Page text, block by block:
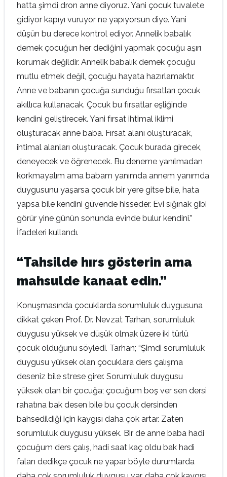
hatta şimdi dron anne diyoruz. Yani çocuk tuvalete
gidiyor kapıyı vuruyor ne yapıyorsun diye. Yani
düşün bu derece kontrol ediyor. Annelik babalık
demek çocuğun her dediğini yapmak çocuğu aşırı
korumak değildir. Annelik babalık demek çocuğu
mutlu etmek değil, çocuğu hayata hazırlamaktır.
Anne ve babanın çocuğa sunduğu fırsatları çocuk
akıllıca kullanacak. Çocuk bu fırsatlar eşliğinde
kendini geliştirecek. Yani fırsat ihtimal iklimi
oluşturacak anne baba. Fırsat alanı oluşturacak,
ihtimal alanları oluşturacak. Çocuk burada girecek,
deneyecek ve öğrenecek. Bu deneme yanılmadan
korkmayalım ama babam yanımda annem yanımda
duygusunu yaşarsa çocuk bir yere gitse bile, hata
yapsa bile kendini güvende hisseder. Evi sığınak gibi
görür yine günün sonunda evinde bulur kendini.”
İfadeleri kullandı.
“Tahsilde hırs gösterin ama
mahsulde kanaat edin.”
Konuşmasında çocuklarda sorumluluk duygusuna
dikkat çeken Prof. Dr. Nevzat Tarhan, sorumluluk
duygusu yüksek ve düşük olmak üzere iki türlü
çocuk olduğunu söyledi. Tarhan; “Şimdi sorumluluk
duygusu yüksek olan çocuklara ders çalışma
deseniz bile strese girer. Sorumluluk duygusu
yüksek olan bir çocuğa; çocuğum boş ver sen dersi
rahatına bak desen bile bu çocuk dersinden
bahsedildiği için kaygısı daha çok artar. Zaten
sorumluluk duygusu yüksek. Bir de anne baba hadi
çocuğum ders çalış, hadi saat kaç oldu bak hadi
falan dedikçe çocuk ne yapar böyle durumlarda